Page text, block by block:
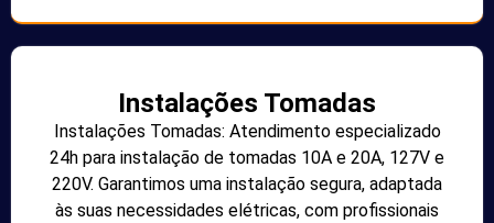
Instalações Tomadas
Instalações Tomadas: Atendimento especializado
24h para instalação de tomadas 10A e 20A, 127V e
220V. Garantimos uma instalação segura, adaptada
às suas necessidades elétricas, com profissionais